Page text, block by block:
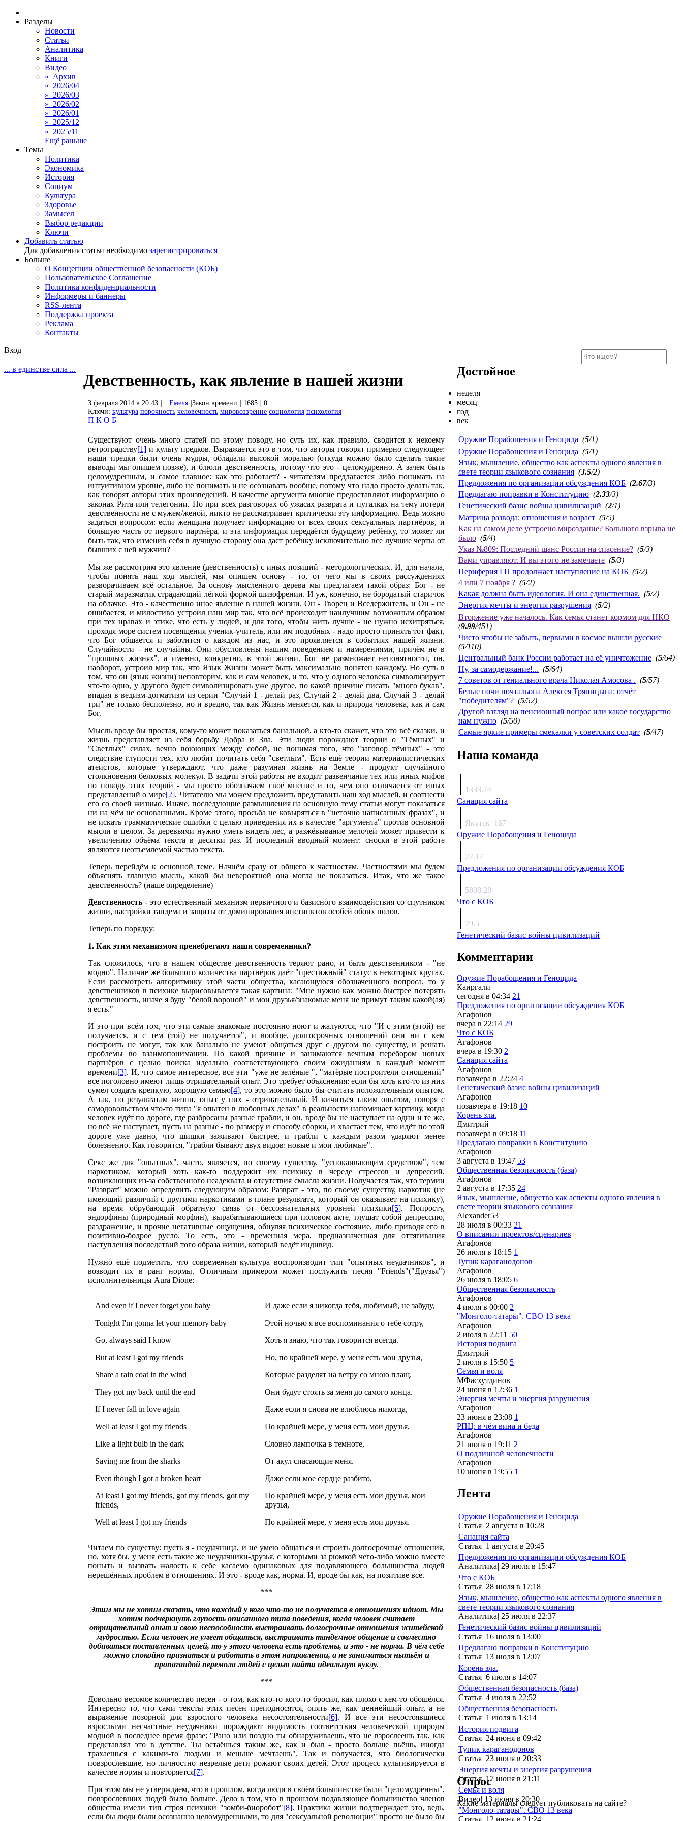
Разделы
Новости
Статьи
Аналитика
Книги
Видео
» Архив
» 2026/04
» 2026/03
» 2026/02
» 2026/01
» 2025/12
» 2025/11
Ещё раньше
Темы
Политика
Экономика
История
Социум
Культура
Здоровье
Замысел
Выбор редакции
Ключи
Добавить статью
Для добавления статьи необходимо зарегистрироваться
Больше
О Концепции общественной безопасности (КОБ)
Пользовательское Соглашение
Политика конфиденциальности
Информеры и баннеры
RSS-лента
Поддержка проекта
Реклама
Контакты
Вход
... в единстве сила ...
Девственность, как явление в нашей жизни
3 февраля 2014 в 20:43 Емеля Закон времени 1685
0
Ключи: культура порочность человечность мировоззрение социология психология
П К О Б
Существуют очень много статей по этому поводу, но суть их, как правило, сводится к некоему
ретроградству[1] и культу предков. Выражается это в том, что авторы говорят примерно следующее:
наши предки были очень мудры, обладали высокой моралью (откуда можно было сделать такие
выводы мы опишем позже), и блюли девственность, потому что это - целомудренно. А зачем быть
целомудренным, и самое главное: как это работает? - читателям предлагается либо понимать на
интуитивном уровне, либо не понимать и не осознавать вообще, потому что надо просто делать так,
как говорят авторы этих произведений. В качестве аргумента многие предоставляют информацию о
законах Рита или телегонии. Но при всех разговорах об ужасах разврата и пугалках на тему потери
девственности не с мужем/женой, никто не рассматривает критически эту информацию. Ведь можно
задаться вопросом: если женщина получает информацию от всех своих сексуальных партнёров, и
большую часть от первого партнёра, и эта информация передаётся будущему ребёнку, то может ли
быть так, что изменив себя в лучшую сторону она даст ребёнку исключительно все лучшие черты от
бывших с ней мужчин?
Мы же рассмотрим это явление (девственность) с иных позиций - методологических. И, для начала,
чтобы понять наш ход мыслей, мы опишем основу - то, от чего мы в своих рассуждениях
разворачиваем всё остальное. За основу мысленного дерева мы предлагаем такой образ: Бог - не
старый маразматик страдающий лёгкой формой шизофрении. И уж, конечно, не бородатый старичок
на облачке. Это - качественно иное явление в нашей жизни. Он - Творец и Вседержитель, и Он - не
ошибается, и милостиво устроил наш мир так, что всё происходит наилучшим возможным образом
при тех нравах и этике, что есть у людей, и для того, чтобы жить лучше - не нужно исхитряться,
проходя море систем посвящения ученик-учитель, или им подобных - надо просто принять тот факт,
что Бог общается и заботится о каждом из нас, и это проявляется в событиях нашей жизни.
Случайности - не случайны. Они обусловлены нашим поведением и намерениями, причём не в
"прошлых жизнях", а именно, конкретно, в этой жизни. Бог не размножает непонятности, он,
наоборот, устроил мир так, что Язык Жизни может быть максимально понятен каждому. Но суть в
том, что он (язык жизни) неповторим, как и сам человек, и то, что у одного человека символизирует
что-то одно, у другого будет символизировать уже другое, по какой причине писать "много букав",
впадая в ведизм-догматизм из серии "Случай 1 - делай раз, Случай 2 - делай два, Случай 3 - делай
три" не только бесполезно, но и вредно, так как Жизнь меняется, как и природа человека, как и сам
Бог.
Мысль вроде бы простая, кому-то может показаться банальной, а кто-то скажет, что это всё сказки, и
жизнь представляет из себя борьбу Добра и Зла. Эти люди порождают теории о "Тёмных" и
"Светлых" силах, вечно воюющих между собой, не понимая того, что "заговор тёмных" - это
следствие глупости тех, кто любит почитать себя "светлым". Есть ещё теории материалистических
атеистов, которые утверждают, что даже разумная жизнь на Земле - продукт случайного
столкновения белковых молекул. В задачи этой работы не входит развенчание тех или иных мифов
по поводу этих теорий - мы просто обозначаем своё мнение и то, чем оно отличается от иных
представлений о мире[2]. Читателю мы можем предложить представить наш ход мыслей, и соотнести
его со своей жизнью. Иначе, последующие размышления на основную тему статьи могут показаться
ни на чём не основанными. Кроме этого, просьба не ковыряться в "неточно написанных фразах", и
не искать грамматические ошибки с целью приведения их в качестве "аргумента" против основной
мысли в целом. За деревьями нужно уметь видеть лес, а разжёвывание мелочей может привести к
увеличению объёма текста в десятки раз. И последний вводный момент: сноски в этой работе
являются неотъемлемой частью текста.
Теперь перейдём к основной теме. Начнём сразу от общего к частностям. Частностями мы будем
объяснять главную мысль, какой бы невероятной она могла не показаться. Итак, что же такое
девственность? (наше определение)
Девственность - это естественный механизм первичного и базисного взаимодействия со спутником
жизни, настройки тандема и защиты от доминирования инстинктов особей обоих полов.
Теперь по порядку:
1. Как этим механизмом пренебрегают наши современники?
Так сложилось, что в нашем обществе девственность теряют рано, и быть девственником - "не
модно". Наличие же большого количества партнёров даёт "престижный" статус в некоторых кругах.
Если рассмотреть алгоритмику этой части общества, касающуюся обозначенного вопроса, то у
девственников в психике вырисовывается такая картина: "Мне нужно как можно быстрее потерять
девственность, иначе я буду "белой вороной" и мои друзья/знакомые меня не примут таким какой(ая)
я есть."
И это при всём том, что эти самые знакомые постоянно ноют и жалуются, что "И с этим (этой) не
получается, и с тем (той) не получается", и вообще, долгосрочных отношений они ни с кем
построить не могут, так как банально не умеют общаться друг с другом по существу, и решать
проблемы во взаимопонимании. По какой причине и занимаются вечным перебором новых
партнёров с целью поиска идеально соответствующего своим ожиданиям в каждый момент
времени[3]. И, что самое интересное, все эти "уже не зелёные ", "матёрые построители отношений"
все поголовно имеют лишь отрицательный опыт. Это требует объяснения: если бы хоть кто-то из них
сумел создать крепкую, хорошую семью[4], то это можно было бы считать положительным опытом.
А так, по результатам жизни, опыт у них - отрицательный. И кичиться таким опытом, говоря с
самодовольством что-то типа "я опытен в любовных делах" в реальности напоминает картину, когда
человек идёт по дороге, где разбросаны разные грабли, и он, вроде бы не наступает на одни и те же,
но всё же наступает, пусть на разные - по размеру и способу сборки, и хвастает тем, что идёт по этой
дороге уже давно, что шишки заживают быстрее, и грабли с каждым разом ударяют менее
болезненно. Как говорится, "грабли бывают двух видов: новые и мои любимые".
Секс же для "опытных", часто, является, по своему существу, "успокаивающим средством", тем
наркотиком, который хоть как-то поддержит их психику в череде стрессов и депрессий,
возникающих из-за собственного неадеквата и отсутствия смысла жизни. Получается так, что термин
"Разврат" можно определить следующим образом: Разврат - это, по своему существу, наркотик (не
имеющий различий с другими наркотиками в плане результата, который он оказывает на психику),
на время обрубающий обратную связь от бессознательных уровней психики[5]. Попросту,
эндорфины (природный морфин), вырабатывающиеся при половом акте, глушат собой депрессию,
раздражение, и прочие негативные ощущения, обнуляя психическое состояние, либо приводя его в
позитивно-бодрое русло. То есть, это - временная мера, предназначенная для оттягивания
наступления последствий того образа жизни, который ведёт индивид.
Нужно ещё подметить, что современная культура воспроизводит тип "опытных неудачников", и
возводит их в ранг нормы. Отличным примером может послужить песня "Friends"("Друзья")
исполнительницы Aura Dione:
And even if I never forget you baby
Tonight I'm gonna let your memory baby
Go, always said I know
But at least I got my friends
Share a rain coat in the wind
They got my back until the end
If I never fall in love again
Well at least I got my friends
Like a light bulb in the dark
Saving me from the sharks
Even though I got a broken heart
At least I got my friends, got my friends, got my
friends,
Well at least I got my friends
И даже если я никогда тебя, любимый, не забуду,
Этой ночью я все воспоминания о тебе сотру,
Хоть я знаю, что так говорится всегда.
Но, по крайней мере, у меня есть мои друзья,
Которые разделят на ветру со мною плащ.
Они будут стоять за меня до самого конца.
Даже если я снова не влюблюсь никогда,
По крайней мере, у меня есть мои друзья,
Словно лампочка в темноте,
От акул спасающие меня.
Даже если мое сердце разбито,
По крайней мере, у меня есть мои друзья, мои
друзья,
По крайней мере, у меня есть мои друзья.
Читаем по существу: пусть я - неудачница, и не умею общаться и строить долгосрочные отношения,
но, хотя бы, у меня есть такие же неудачники-друзья, с которыми за рюмкой чего-либо можно вместе
поныть и вызвать жалость к себе касаемо одинаковых для подавляющего большинства людей
нерешённых проблем в отношениях. И это - вроде как, норма. И, вроде бы как, на позитиве все.
***
Этим мы не хотим сказать, что каждый у кого что-то не получается в отношениях идиот. Мы
хотим подчеркнуть глупость описанного типа поведения, когда человек считает
отрицательный опыт и свою неспособность выстраивать долгосрочные отношения житейской
мудростью. Если человек не умеет общаться, выстраивать тандемное общение и совместно
добиваться поставленных целей, то у этого человека есть проблемы, и это - не норма. В чём себе
можно спокойно признаться и работать в этом направлении, а не заниматься нытьём и
пропагандой перемола людей с целью найти идеальную куклу.
***
Довольно весомое количество песен - о том, как кто-то кого-то бросил, как плохо с кем-то обошёлся.
Интересно то, что сами тексты этих песен преподносятся, опять же, как ценнейший опыт, а не
выражение позорной для взрослого человека несостоятельности[6]. И все эти несостоявшиеся
взрослыми несчастные неудачники порождают видимость соответствия человеческой природы
модной в последнее время фразе: "Рано или поздно ты обнаруживаешь, что не взрослеешь так, как
представлял это в детстве. Ты остаёшься таким же, как и был - просто больше пьёшь, иногда
трахаешься с какими-то людьми и меньше мечтаешь". Так и получается, что биологически
повзрослевшие, но личностно незрелые дети рожают своих детей. Этот процесс культивируется в
качестве нормы и повторяется[7].
При этом мы не утверждаем, что в прошлом, когда люди в своём большинстве были "целомудренны",
повзрослевших людей было больше. Дело в том, что в прошлом подавляющее большинство членов
общества имели тип строя психики "зомби-биоробот"[8]. Практика жизни подтверждает это, ведь,
если бы люди были осознанно целомудренными, то для "сексуальной революции" просто не было бы
Достойное
неделя
месяц
год
век
Оружие Порабощения и Геноцида (5/1)
Оружие Порабощения и Геноцида (5/1)
Язык, мышление, общество как аспекты одного явления в
свете теории языкового сознания (3.5/2)
Предложения по организации обсуждения КОБ (2.67/3)
Предлагаю поправки в Конституцию (2.33/3)
Генетический базис войны цивилизаций (2/1)
Матрица развода: отношения и возраст (5/5)
Как на самом деле устроено мироздание? Большого взрыва не
было (5/4)
Указ №809: Последний шанс России на спасение? (5/3)
Вами управляют. И вы этого не замечаете (5/3)
Периферия ГП продолжает наступление на КОБ (5/2)
4 или 7 ноября ? (5/2)
Какая должна быть идеология. И она единственная. (5/2)
Энергия мечты и энергия разрушения (5/2)
Вторжение уже началось. Как семья станет кормом для НКО
(9.99/451)
Чисто чтобы не забыть, первыми в космос вышли русские
(5/110)
Центральный банк России работает на её уничтожение (5/64)
Ну, за самодержание!... (5/64)
7 советов от гениального врача Николая Амосова . (5/57)
Белые ночи почтальона Алексея Тряпицына: отчёт
"победителям"? (5/52)
Другой взгляд на пенсионный вопрос или какое государство
нам нужно (5/50)
Самые яркие примеры смекалки у советских солдат (5/47)
Наша команда
1333.74
Санация сайта
Якутск| 167
Оружие Порабощения и Геноцида
27.17
Предложения по организации обсуждения КОБ
5808.28
Что с КОБ
79.5
Генетический базис войны цивилизаций
Комментарии
Оружие Порабощения и Геноцида
Каиргали
сегодня в 04:34 21
Предложения по организации обсуждения КОБ
Агафонов
вчера в 22:14 29
Что с КОБ
Агафонов
вчера в 19:30 2
Санация сайта
Агафонов
позавчера в 22:24 4
Генетический базис войны цивилизаций
Агафонов
позавчера в 19:18 10
Корень зла.
Дмитрий
позавчера в 09:18 11
Предлагаю поправки в Конституцию
Агафонов
3 августа в 19:47 53
Общественная безопасность (база)
Агафонов
2 августа в 17:35 24
Язык, мышление, общество как аспекты одного явления в
свете теории языкового сознания
Alexander53
28 июля в 00:33 21
О вписании проектов/сценариев
Агафонов
26 июля в 18:15 1
Тупик караганодонов
Агафонов
26 июля в 18:05 6
Общественная безопасность
Агафонов
4 июля в 00:00 2
"Монголо-татары". СВО 13 века
Агафонов
2 июля в 22:11 50
История подвига
Дмитрий
2 июля в 15:50 5
Семья и воля
МФасхутдинов
24 июня в 12:36 1
Энергия мечты и энергия разрушения
Агафонов
23 июня в 23:08 1
РПЦ: в чём вина и беда
Агафонов
21 июня в 19:11 2
О подлинной человечности
Агафонов
10 июня в 19:55 1
Лента
Оружие Порабощения и Геноцида
Статья| 2 августа в 10:28
Санация сайта
Статья| 1 августа в 20:45
Предложения по организации обсуждения КОБ
Аналитика| 29 июля в 15:47
Что с КОБ
Статья| 28 июля в 17:18
Язык, мышление, общество как аспекты одного явления в
свете теории языкового сознания
Аналитика| 25 июля в 22:37
Генетический базис войны цивилизаций
Статья| 16 июля в 13:00
Предлагаю поправки в Конституцию
Статья| 13 июля в 12:07
Корень зла.
Статья| 6 июля в 14:07
Общественная безопасность (база)
Статья| 4 июля в 22:52
Общественная безопасность
Статья| 1 июля в 13:14
История подвига
Статья| 24 июня в 09:42
Тупик караганодонов
Статья| 23 июня в 20:33
Энергия мечты и энергия разрушения
Статья| 17 июня в 21:11
Семья и воля
Видео| 13 июня в 20:30
"Монголо-татары". СВО 13 века
Опрос
Какие материалы следует публиковать на сайте?